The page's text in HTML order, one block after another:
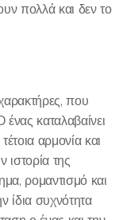
πολλά και δεν το
που
καταλαβαίνει
αρμονία και
ιστορία της
ρομαντισμό και
ίδια συχνότητα